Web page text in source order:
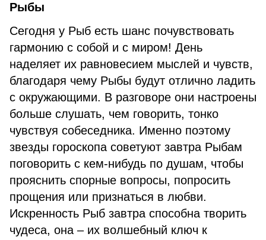
Рыбы
Сегодня у Рыб есть шанс почувствовать
гармонию с собой и с миром! День
наделяет их равновесием мыслей и чувств,
благодаря чему Рыбы будут отлично ладить
с окружающими. В разговоре они настроены
больше слушать, чем говорить, тонко
чувствуя собеседника. Именно поэтому
звезды гороскопа советуют завтра Рыбам
поговорить с кем-нибудь по душам, чтобы
прояснить спорные вопросы, попросить
прощения или признаться в любви.
Искренность Рыб завтра способна творить
чудеса, она – их волшебный ключ к